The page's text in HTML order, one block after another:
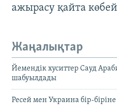
ажырасу қайта
Жаңалықтар
Йемендік хуситтер Сауд
шабуылдады
Ресей мен Украина бір-